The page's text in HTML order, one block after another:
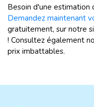
Besoin d'une
Demandez maintenant
gratuitement, sur notre
! Consultez également
prix imbattables.